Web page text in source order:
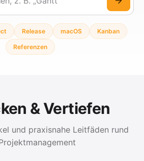
Release macOS Kanban
Referenzen
& Vertiefen
und praxisnahe Leitfäden rund